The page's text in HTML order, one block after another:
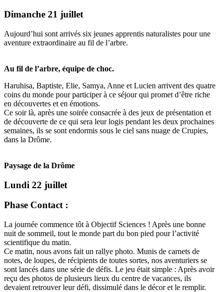
Dimanche 21 juillet
Aujourd’hui sont arrivés six jeunes apprentis naturalistes pour une
aventure extraordinaire au fil de l’arbre.
Au fil de l’arbre, équipe de choc.
Haruhisa, Baptiste, Elie, Samya, Anne et Lucien arrivent des quatre
coins du monde pour participer à ce séjour qui promet d’être riche
en découvertes et en émotions.
Ce soir là, après une soirée consacrée à des jeux de présentation et
de découverte de ce qui sera leur logis pendant les deux prochaines
semaines, ils se sont endormis sous le ciel sans nuage de Crupies,
dans la Drôme.
Paysage de la Drôme
Lundi 22 juillet
Phase Contact :
La journée commence tôt à Objectif Sciences ! Après une bonne
nuit de sommeil, tout le monde part du bon pied pour l’activité
scientifique du matin.
Ce matin, nous avons fait un rallye photo. Munis de carnets de
notes, de loupes, de récipients de toutes sortes, nos aventuriers se
sont lancés dans une série de défis. Le jeu était simple : Après avoir
reçu des photos de plusieurs lieux du centre de vacances, ils
devaient retrouver leur défi, dissimulé dans le décor et le remplir.